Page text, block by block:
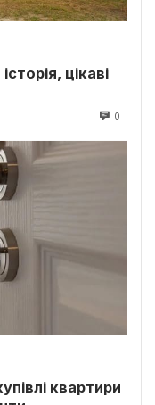
цікаві
0
квартири